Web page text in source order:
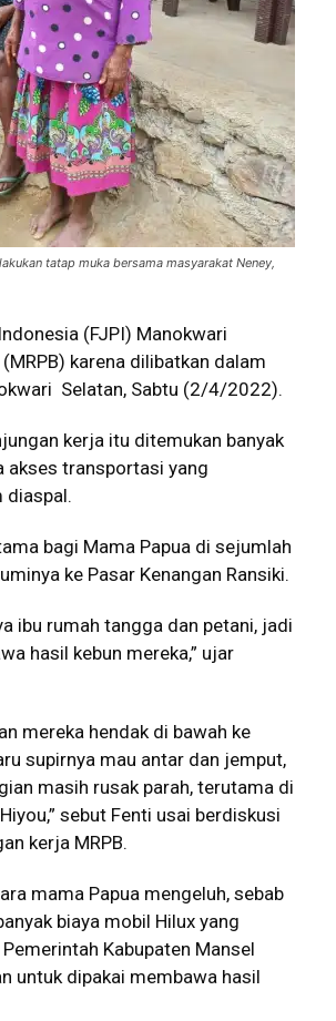
tatap muka bersama masyarakat Neney,
(FJPI) Manokwari
karena dilibatkan dalam
Selatan, Sabtu (2/4/2022).
kerja itu ditemukan banyak
akses transportasi yang
diaspal.
bagi Mama Papua di sejumlah
ke Pasar Kenangan Ransiki.
ibu rumah tangga dan petani, jadi
hasil kebun mereka,” ujar
mereka hendak di bawah ke
supirnya mau antar dan jemput,
masih rusak parah, terutama di
sebut Fenti usai berdiskusi
kerja MRPB.
mama Papua mengeluh, sebab
biaya mobil Hilux yang
Kabupaten Mansel
untuk dipakai membawa hasil